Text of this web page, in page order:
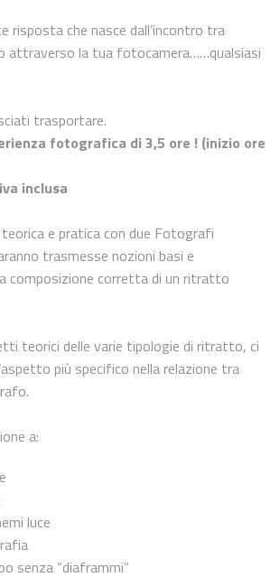
risposta che nasce dall’incontro tra
attraverso la tua fotocamera……qualsiasi
trasportare.
fotografica di 3,5 ore ! (inizio ore
inclusa
e pratica con due Fotografi
trasmesse nozioni basi e
composizione corretta di un ritratto
teorici delle varie tipologie di ritratto, ci
più specifico nella relazione tra
a:
luce
senza “diaframmi”